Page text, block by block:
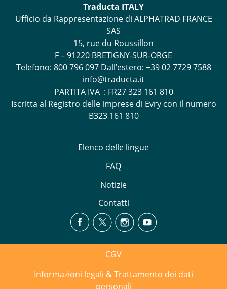
Traducta ITALY
Ufficio da Rappresentazione di ALPHATRAD FRANCE
SAS
15, rue du Roussillon
F – 91220 BRETIGNY-SUR-ORGE
Telefono: 800 796 097Dall’estero: +39 02 7729 7588
info@traducta.it
PARTITA IVA : FR27 323 161 810
Iscritta al Registro delle imprese di Evry con il numero
B323 161 810
Elenco delle lingue
FAQ
Notizie
Contatti
CGV
Informazioni legali & Trattamento dei dati
personali